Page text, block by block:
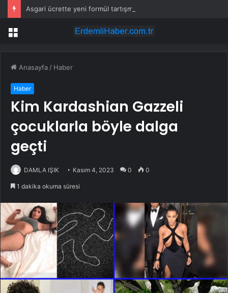
Menü
Anasayfa / Haber
Haber
Kim Kardashian Gazzeli
çocuklarla böyle dalga
geçti
DAMLA IŞIK Kasım 4, 2023 0 0
1 dakika okuma süresi